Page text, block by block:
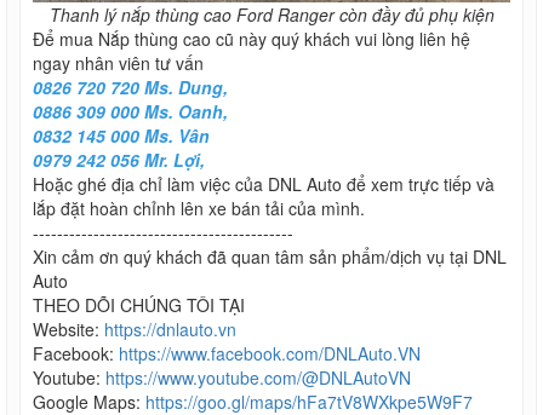
Thanh lý nắp thùng cao Ford Ranger còn đầy đủ phụ kiện
Để mua Nắp thùng cao cũ này quý khách vui lòng liên hệ
ngay nhân viên tư vấn
0826 720 720 Ms. Dung,
0886 309 000 Ms. Oanh,
0832 145 000 Ms. Vân
0979 242 056 Mr. Lợi,
Hoặc ghé địa chỉ làm việc của DNL Auto để xem trực tiếp và
lắp đặt hoàn chỉnh lên xe bán tải của mình.
-------------------------------------------
Xin cảm ơn quý khách đã quan tâm sản phẩm/dịch vụ tại DNL
Auto
THEO DÕI CHÚNG TÔI TẠI
Website: https://dnlauto.vn
Facebook: https://www.facebook.com/DNLAuto.VN
Youtube: https://www.youtube.com/@DNLAutoVN
Google Maps: https://goo.gl/maps/hFa7tV8WXkpe5W9F7